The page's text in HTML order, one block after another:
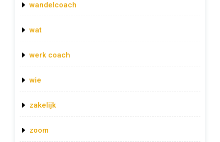
wandelcoach
wat
werk coach
wie
zakelijk
zoom